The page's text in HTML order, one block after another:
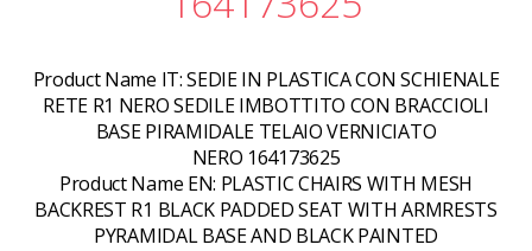
Product Name IT:SEDIE IN PLASTICA CON SCHIENALE
RETE R1 NERO SEDILE IMBOTTITO CON BRACCIOLI
BASE PIRAMIDALE TELAIO VERNICIATO
NERO 164173625
Product Name EN: PLASTIC CHAIRS WITH MESH
BACKREST R1 BLACK PADDED SEAT WITH ARMRESTS
PYRAMIDAL BASE AND BLACK PAINTED